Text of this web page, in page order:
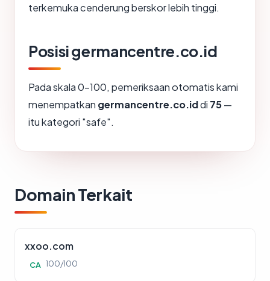
terkemuka cenderung berskor lebih tinggi.
Posisi germancentre.co.id
Pada skala 0-100, pemeriksaan otomatis kami
menempatkan germancentre.co.iddi 75—
itu kategori "safe".
Domain Terkait
xxoo.com
CA 100/100